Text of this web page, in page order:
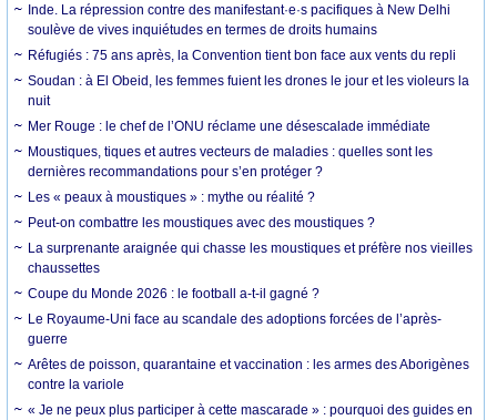
Inde. La répression contre des manifestant·e·s pacifiques à New Delhi
soulève de vives inquiétudes en termes de droits humains
Réfugiés : 75 ans après, la Convention tient bon face aux vents du repli
Soudan : à El Obeid, les femmes fuient les drones le jour et les violeurs la
nuit
Mer Rouge : le chef de l’ONU réclame une désescalade immédiate
Moustiques, tiques et autres vecteurs de maladies : quelles sont les
dernières recommandations pour s’en protéger ?
Les « peaux à moustiques » : mythe ou réalité ?
Peut-on combattre les moustiques avec des moustiques ?
La surprenante araignée qui chasse les moustiques et préfère nos vieilles
chaussettes
Coupe du Monde 2026 : le football a-t-il gagné ?
Le Royaume-Uni face au scandale des adoptions forcées de l’après-
guerre
Arêtes de poisson, quarantaine et vaccination : les armes des Aborigènes
contre la variole
« Je ne peux plus participer à cette mascarade » : pourquoi des guides en